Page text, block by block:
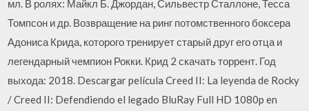
мл. В ролях: Майкл Б. Джордан, Сильвестр Сталлоне, Тесса
Томпсон и др. Возвращение на ринг потомственного боксера
Адониса Крида, которого тренирует старый друг его отца и
легендарный чемпион Рокки. Крид 2 скачать торрент. Год
выхода: 2018. Descargar película Creed II: La leyenda de Rocky
/ Creed II: Defendiendo el legado BluRay Full HD 1080p en